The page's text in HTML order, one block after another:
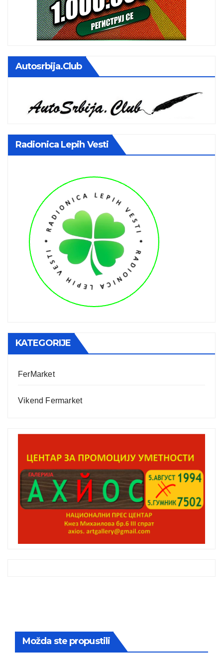
Autosrbija.club
Radionica Lepih Vesti
KATEGORIJE
FerMarket
Vikend Fermarket
Možda ste propustili